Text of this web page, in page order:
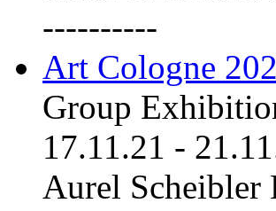
----------
Art Cologne
Group
17.11.21 -
Aurel Scheibler